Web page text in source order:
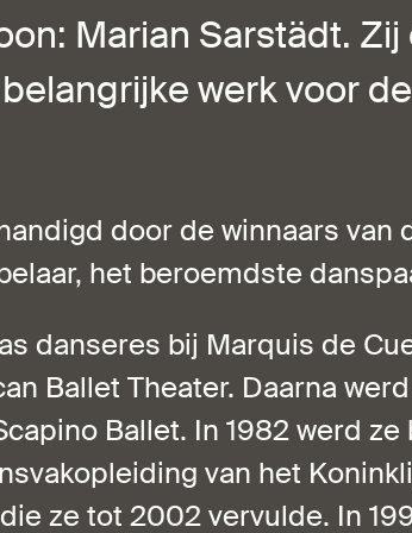
Marian Sarstädt.
werk voor
door de winnaars van
het beroemdste
danseres bij Marquis de
Ballet Theater. Daarna
Ballet. In 1982 werd
van het
ze tot 2002 vervulde. In